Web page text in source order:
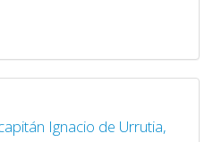
Ignacio de Urrutia,